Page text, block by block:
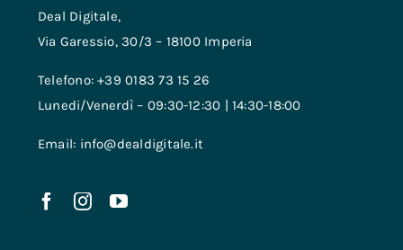
Deal Digitale,
Via Garessio, 30/3 – 18100 Imperia
Telefono: +39 0183 73 15 26
Lunedi/Venerdì – 09:30-12:30 | 14:30-18:00
Email: info@dealdigitale.it